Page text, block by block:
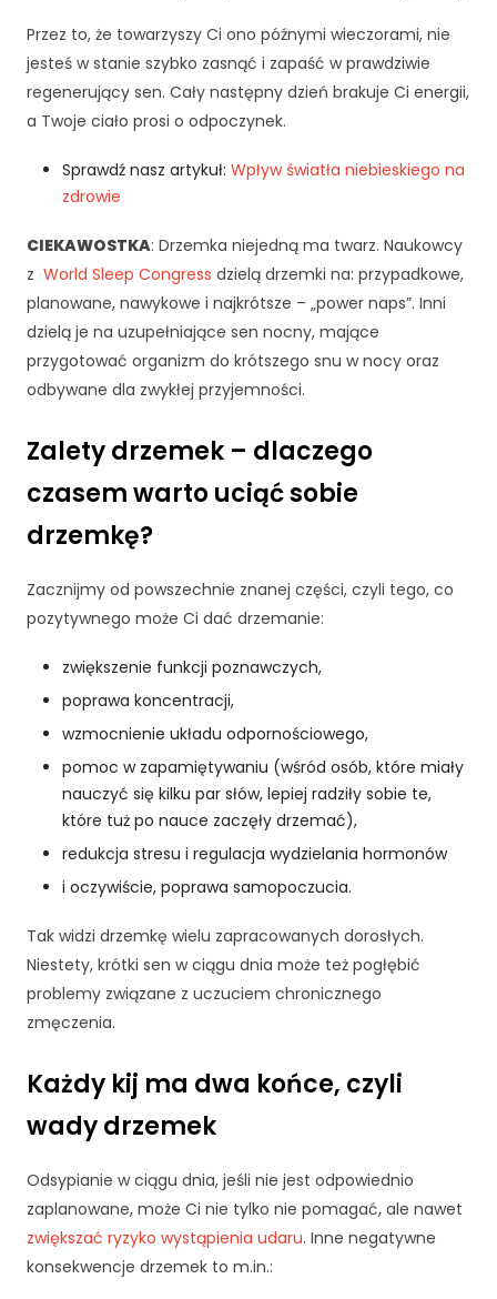
Przez to, że towarzyszy Ci ono późnymi wieczorami, nie
jesteś w stanie szybko zasnąć i zapaść w prawdziwie
regenerujący sen. Cały następny dzień brakuje Ci energii,
a Twoje ciało prosi o odpoczynek.
Sprawdź nasz artykuł: Wpływ światła niebieskiego na
zdrowie
CIEKAWOSTKA: Drzemka niejedną ma twarz. Naukowcy
z World Sleep Congress dzielą drzemki na: przypadkowe,
planowane, nawykowe i najkrótsze – „power naps”. Inni
dzielą je na uzupełniające sen nocny, mające
przygotować organizm do krótszego snu w nocy oraz
odbywane dla zwykłej przyjemności.
Zalety drzemek – dlaczego
czasem warto uciąć sobie
drzemkę?
Zacznijmy od powszechnie znanej części, czyli tego, co
pozytywnego może Ci dać drzemanie:
zwiększenie funkcji poznawczych,
poprawa koncentracji,
wzmocnienie układu odpornościowego,
pomoc w zapamiętywaniu (wśród osób, które miały
nauczyć się kilku par słów, lepiej radziły sobie te,
które tuż po nauce zaczęły drzemać),
redukcja stresu i regulacja wydzielania hormonów
i oczywiście, poprawa samopoczucia.
Tak widzi drzemkę wielu zapracowanych dorosłych.
Niestety, krótki sen w ciągu dnia może też pogłębić
problemy związane z uczuciem chronicznego
zmęczenia.
Każdy kij ma dwa końce, czyli
wady drzemek
Odsypianie w ciągu dnia, jeśli nie jest odpowiednio
zaplanowane, może Ci nie tylko nie pomagać, ale nawet
zwiększać ryzyko wystąpienia udaru. Inne negatywne
konsekwencje drzemek to m.in.: